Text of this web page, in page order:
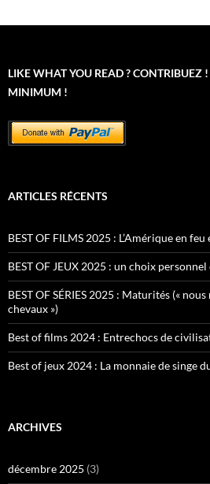
LIKE WHAT YOU READ ? CONTRIBUEZ
MINIMUM !
ARTICLES RÉCENTS
BEST OF FILMS 2025 : L’Amérique en
BEST OF JEUX 2025 : un choix
BEST OF SÉRIES 2025 : Maturités («
chevaux »)
Best of films 2024 : Entrechocs de
Best of jeux 2024 : La monnaie de singe
ARCHIVES
décembre 2025 (3)